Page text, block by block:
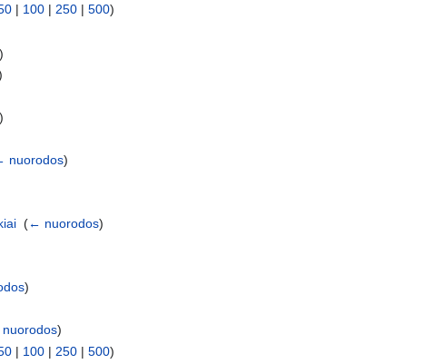
| 100 | 250 | 500)
)
)
nuorodos)
‎(← nuorodos)
)
)
| 100 | 250 | 500)